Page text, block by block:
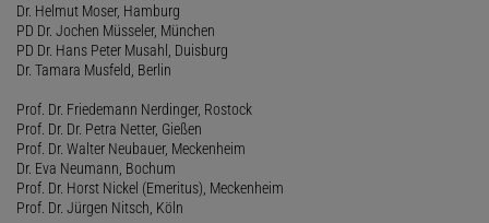
Dr. Helmut Moser, Hamburg
PD Dr. Jochen Müsseler, München
PD Dr. Hans Peter Musahl, Duisburg
Dr. Tamara Musfeld, Berlin
Prof. Dr. Friedemann Nerdinger, Rostock
Prof. Dr. Dr. Petra Netter, Gießen
Prof. Dr. Walter Neubauer, Meckenheim
Dr. Eva Neumann, Bochum
Prof. Dr. Horst Nickel (Emeritus), Meckenheim
Prof. Dr. Jürgen Nitsch, Köln